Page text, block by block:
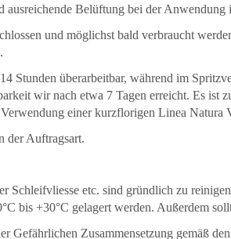
ausreichende Belüftung bei der Anwendung
und möglichst bald verbraucht
Stunden überarbeitbar, während im
wir nach etwa 7 Tagen erreicht. Es ist
einer kurzflorigen Linea Natura
der Auftragsart.
Schleifvliesse etc. sind gründlich zu
bis +30°C gelagert werden. Außerdem
Gefährlichen Zusammensetzung gemäß